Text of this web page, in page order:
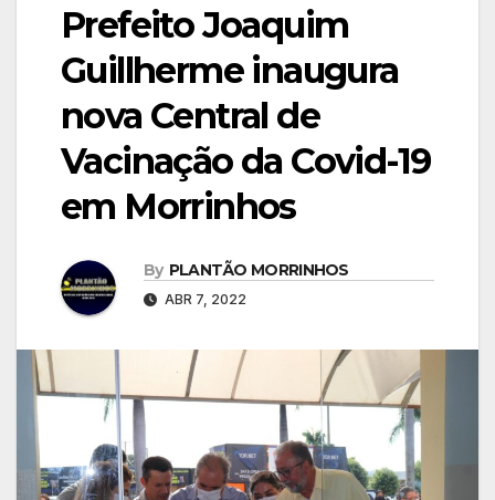
Prefeito Joaquim
Guillherme inaugura
nova Central de
Vacinação da Covid-19
em Morrinhos
By PLANTÃO MORRINHOS
ABR 7, 2022